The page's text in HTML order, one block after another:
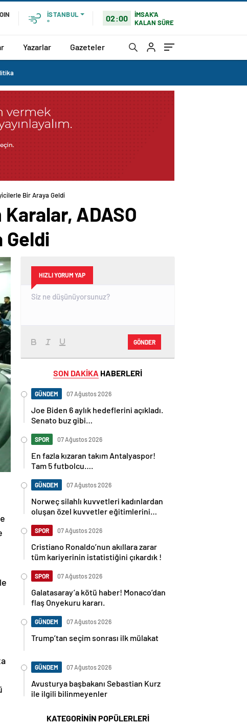
İSTANBUL
°
02:00
İMSAK'A
KALAN SÜRE
Yazarlar Gazeteler
Bir Araya Geldi
ADASO
Geldi
HIZLI YORUM YAP
GÖNDER
SON DAKİKA HABERLERİ
GÜNDEM 07 Ağustos 2026
Joe Biden 6 aylık hedeflerini açıkladı.
Senato buz gibi…
SPOR 07 Ağustos 2026
En fazla kızaran takım Antalyaspor!
Tam 5 futbolcu….
GÜNDEM 07 Ağustos 2026
Norweç silahlı kuvvetleri kadınlardan
oluşan özel kuvvetler eğitimlerini
SPOR 07 Ağustos 2026
Cristiano Ronaldo’nun akıllara zarar
tüm kariyerinin istatistiğini çıkardık !
SPOR 07 Ağustos 2026
Galatasaray’a kötü haber! Monaco’dan
flaş Onyekuru kararı.
GÜNDEM 07 Ağustos 2026
Trump’tan seçim sonrası ilk mülakat
GÜNDEM 07 Ağustos 2026
Avusturya başbakanı Sebastian Kurz
ile ilgili bilinmeyenler
KATEGORİNİN POPÜLERLERİ